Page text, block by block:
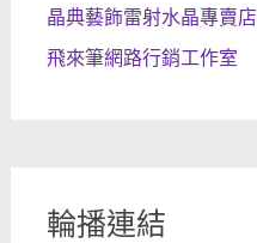
晶典藝飾雷射水晶專賣店
飛來筆網路行銷工作室
輪播連結